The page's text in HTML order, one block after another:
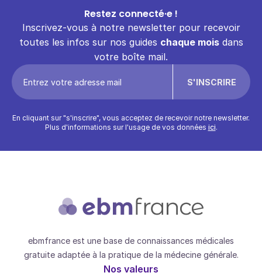
Restez connecté·e !
Inscrivez-vous à notre newsletter pour recevoir
toutes les infos sur nos guides chaque moisdans
votre boîte mail.
En cliquant sur "s'inscrire", vous acceptez de recevoir notre newsletter.
Plus d'informations sur l'usage de vos données ici.
ebmfrance est une base de connaissances médicales
gratuite adaptée à la pratique de la médecine générale.
Nos valeurs